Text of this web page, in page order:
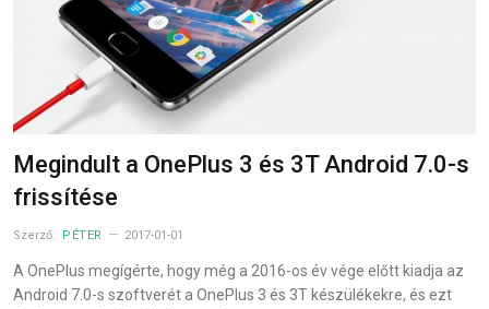
Megindult a OnePlus 3 és 3T Android 7.0-s
frissítése
Szerző: PÉTER 2017-01-01
A OnePlus megígérte, hogy még a 2016-os év vége előtt kiadja az
Android 7.0-s szoftverét a OnePlus 3 és 3T készülékekre, és ezt